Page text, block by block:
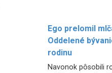
Ego prelomil
Oddelené
rodinu
Navonok pôsobili